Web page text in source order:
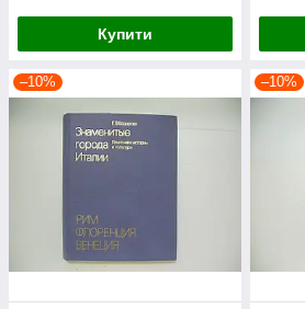
Купити
–10% –10%